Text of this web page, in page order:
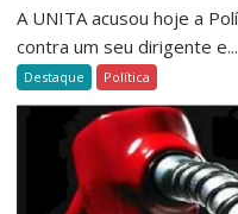
A UNITA acusou hoje a
contra um seu dirigente e...
Destaque Política